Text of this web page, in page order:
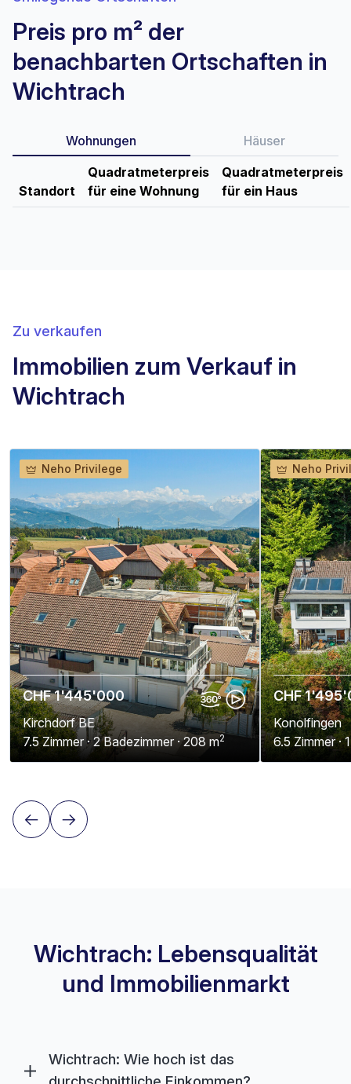
Preis pro m² der
benachbarten Ortschaften in
Wichtrach
Wohnungen Häuser
Standort
Quadratmeterpreis
für eine Wohnung
Quadratmeterpreis
für ein Haus
Zu verkaufen
Immobilien zum Verkauf in
Wichtrach
CHF 1'445'000
Kirchdorf BE
7.5 Zimmer · 2 Badezimmer · 208 m2
Neho Privilege
CHF
Konolfingen
6.5 Zimmer ·
Neho
Wichtrach: Lebensqualität
und Immobilienmarkt
Wichtrach: Wie hoch ist das